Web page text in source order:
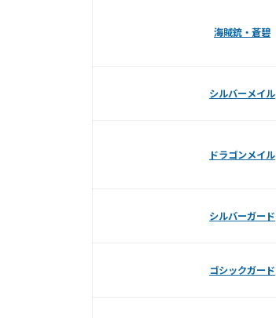
海賊銃・蒼碧
シルバーメイル
ドラゴンメイル
シルバーガード
ゴシックガード